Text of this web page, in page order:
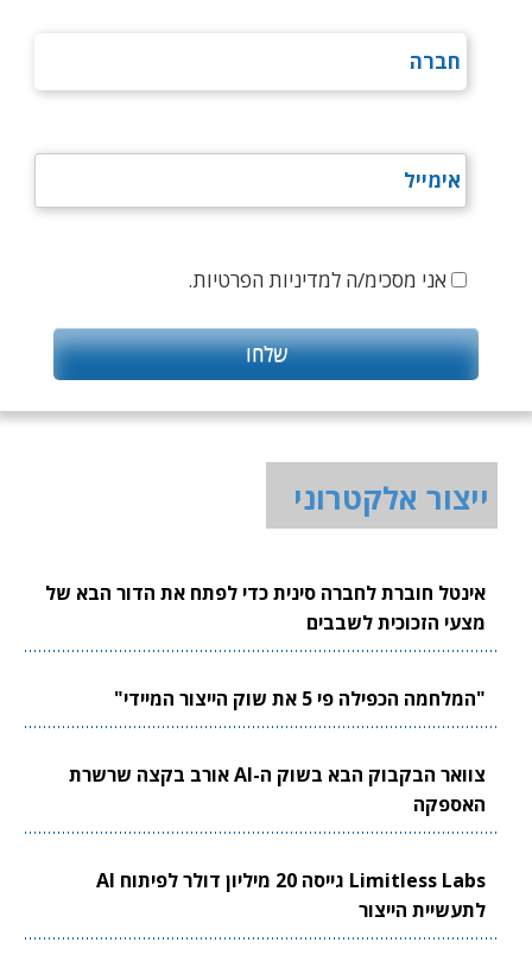
אני מסכימ/ה למדיניות הפרטיות.
ייצור אלקטרוני
אינטל חוברת לחברה סינית כדי לפתח את הדור הבא של
מצעי הזכוכית לשבבים
"המלחמה הכפילה פי 5 את שוק הייצור המיידי"
צוואר הבקבוק הבא בשוק ה-AI אורב בקצה שרשרת
האספקה
Limitless Labs גייסה 20 מיליון דולר לפיתוח AI
לתעשיית הייצור